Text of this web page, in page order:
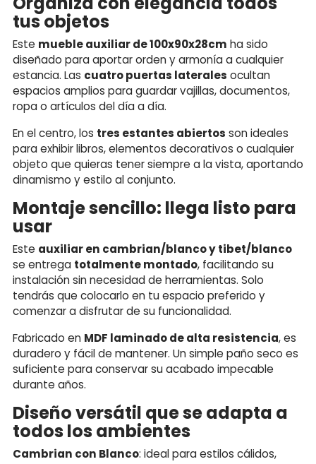
tus objetos
Este mueble auxiliar de 100x90x28cm ha sido
diseñado para aportar orden y armonía a cualquier
estancia. Las cuatro puertas laterales ocultan
espacios amplios para guardar vajillas, documentos,
ropa o artículos del día a día.
En el centro, los tres estantes abiertos son ideales
para exhibir libros, elementos decorativos o cualquier
objeto que quieras tener siempre a la vista, aportando
dinamismo y estilo al conjunto.
Montaje sencillo: llega listo para
usar
Este auxiliar en cambrian/blanco y tibet/blanco
se entrega totalmente montado, facilitando su
instalación sin necesidad de herramientas. Solo
tendrás que colocarlo en tu espacio preferido y
comenzar a disfrutar de su funcionalidad.
Fabricado en MDF laminado de alta resistencia, es
duradero y fácil de mantener. Un simple paño seco es
suficiente para conservar su acabado impecable
durante años.
Diseño versátil que se adapta a
todos los ambientes
Cambrian con Blanco: ideal para estilos cálidos,